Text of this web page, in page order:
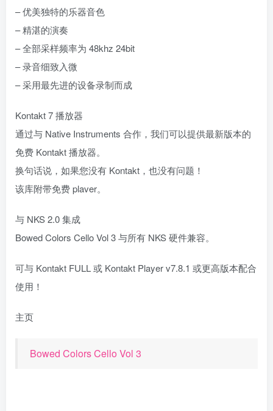
– 优美独特的乐器音色
– 精湛的演奏
– 全部采样频率为 48khz 24bit
– 录音细致入微
– 采用最先进的设备录制而成
Kontakt 7 播放器
通过与 Native Instruments 合作，我们可以提供最新版本的
免费 Kontakt 播放器。
换句话说，如果您没有 Kontakt，也没有问题！
该库附带免费 plaver。
与 NKS 2.0 集成
Bowed Colors Cello Vol 3 与所有 NKS 硬件兼容。
可与 Kontakt FULL 或 Kontakt Player v7.8.1 或更高版本配合
使用！
主页
Bowed Colors Cello Vol 3